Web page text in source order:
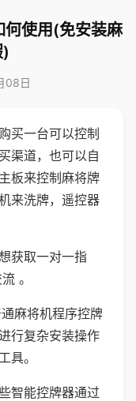
何使用(免安装麻
08日
买一台可以控制
渠道，也可以自
板来控制麻将牌
来洗牌，遥控器
获取一对一指
。
麻将机程序控牌
行复杂安装操作
具。
智能控牌器通过